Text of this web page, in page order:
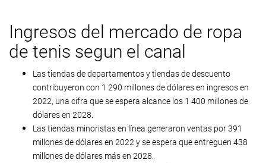
Ingresos del mercado de ropa
de tenis segun el canal
Las tiendas de departamentos y tiendas de descuento
contribuyeron con 1 290 millones de dólares en ingresos en
2022, una cifra que se espera alcance los 1 400 millones de
dólares en 2028.
Las tiendas minoristas en línea generaron ventas por 391
millones de dólares en 2022 y se espera que entreguen 438
millones de dólares más en 2028.